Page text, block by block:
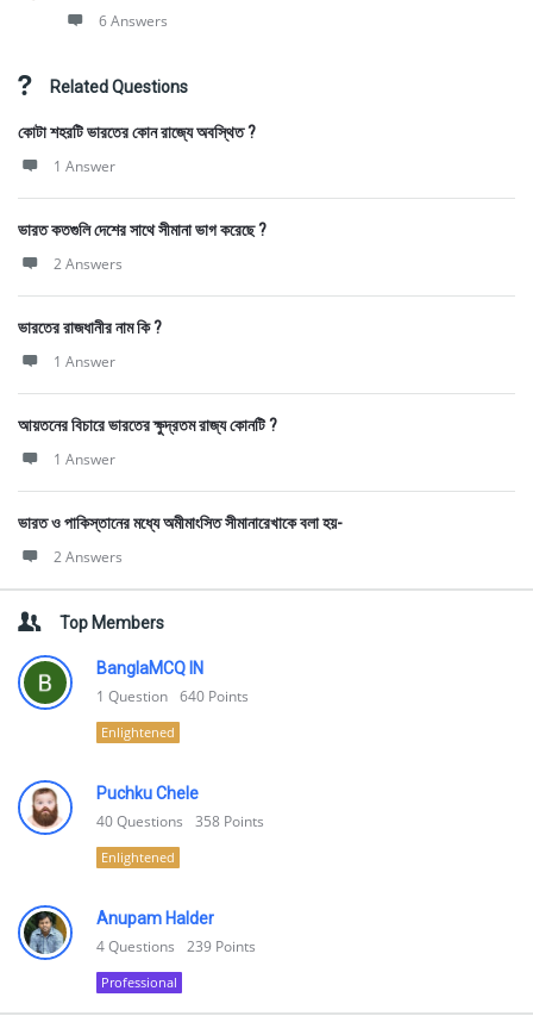
6 Answers
Related Questions
কোটা শহরটি ভারতের কোন রাজ্যে অবস্থিত ?
1 Answer
ভারত কতগুলি দেশের সাথে সীমানা ভাগ করেছে ?
2 Answers
ভারতের রাজধানীর নাম কি ?
1 Answer
আয়তনের বিচারে ভারতের ক্ষুদ্রতম রাজ্য কোনটি ?
1 Answer
ভারত ও পাকিস্তানের মধ্যে অমীমাংসিত সীমানারেখাকে বলা হয়-
2 Answers
Top Members
BanglaMCQ IN
1 Question 640 Points
Enlightened
Puchku Chele
40Questions 358 Points
Enlightened
Anupam Halder
4Questions 239 Points
Professional